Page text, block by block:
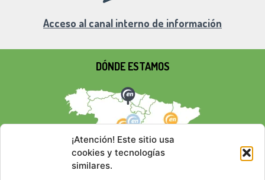
¡Atención! Este sitio usa
cookies y tecnologías
similares.
Acceso al canal interno de información
DÓNDE ESTAMOS